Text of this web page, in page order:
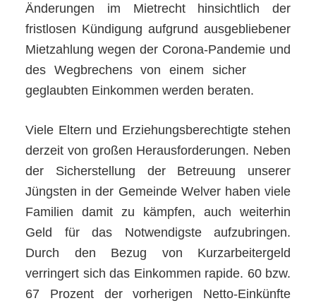
Änderungen im Mietrecht hinsichtlich der
fristlosen Kündigung aufgrund ausgebliebener
Mietzahlung wegen der Corona-Pandemie und
des Wegbrechens von einem sicher
geglaubten Einkommen werden beraten.
Viele Eltern und Erziehungsberechtigte stehen
derzeit von großen Herausforderungen. Neben
der Sicherstellung der Betreuung unserer
Jüngsten in der Gemeinde Welver haben viele
Familien damit zu kämpfen, auch weiterhin
Geld für das Notwendigste aufzubringen.
Durch den Bezug von Kurzarbeitergeld
verringert sich das Einkommen rapide. 60 bzw.
67 Prozent der vorherigen Netto-Einkünfte